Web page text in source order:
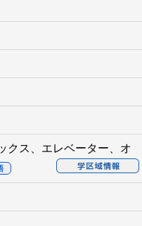
クス、エレベーター、オ